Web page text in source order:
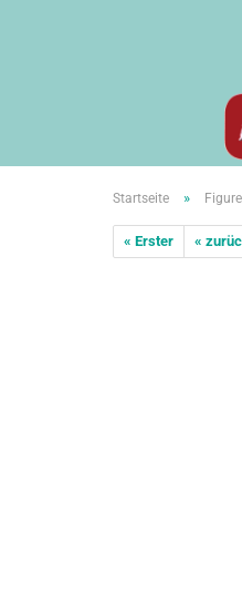
Startseite »
« Erster «